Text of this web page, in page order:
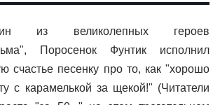
из великолепных героев
Поросенок Фунтик исполнил
счастье песенку про то, как "хорошо
с карамелькой за щекой!" (Читатели